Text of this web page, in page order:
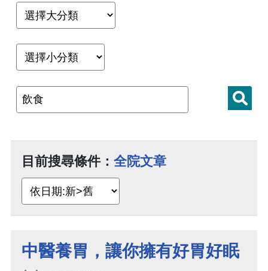
目前搜尋條件： 全院文章
中醫養胃，讓你擁有好胃好眠